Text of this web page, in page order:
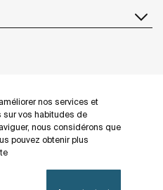
nos services et
vos habitudes de
nous considérons que
pouvez obtenir plus
nous